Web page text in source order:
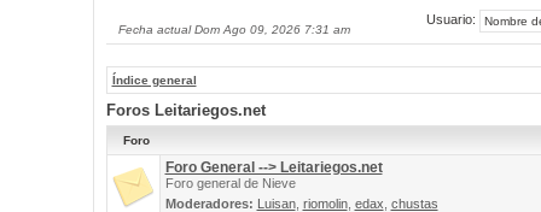
Fecha actual Dom Ago 09, 2026 7:31 am
Usuario:
Índice general
Foros Leitariegos.net
Foro
Foro General --> Leitariegos.net
Foro general de Nieve
Moderadores: Luisan, riomolin, edax chustas